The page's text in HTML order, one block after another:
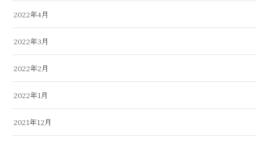
2022年4月
2022年3月
2022年2月
2022年1月
2021年12月